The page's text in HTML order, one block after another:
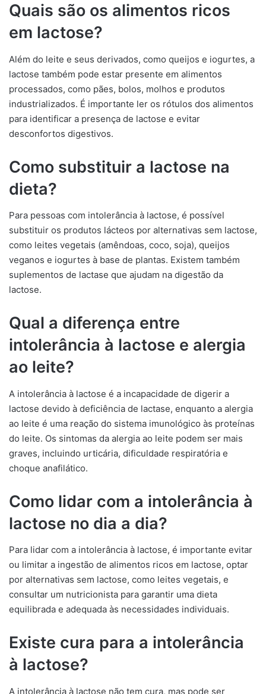
Quais são os alimentos ricos
em lactose?
Além do leite e seus derivados, como queijos e iogurtes, a
lactose também pode estar presente em alimentos
processados, como pães, bolos, molhos e produtos
industrializados. É importante ler os rótulos dos alimentos
para identificar a presença de lactose e evitar
desconfortos digestivos.
Como substituir a lactose na
dieta?
Para pessoas com intolerância à lactose, é possível
substituir os produtos lácteos por alternativas sem lactose,
como leites vegetais (amêndoas, coco, soja), queijos
veganos e iogurtes à base de plantas. Existem também
suplementos de lactase que ajudam na digestão da
lactose.
Qual a diferença entre
intolerância à lactose e alergia
ao leite?
A intolerância à lactose é a incapacidade de digerir a
lactose devido à deficiência de lactase, enquanto a alergia
ao leite é uma reação do sistema imunológico às proteínas
do leite. Os sintomas da alergia ao leite podem ser mais
graves, incluindo urticária, dificuldade respiratória e
choque anafilático.
Como lidar com a intolerância à
lactose no dia a dia?
Para lidar com a intolerância à lactose, é importante evitar
ou limitar a ingestão de alimentos ricos em lactose, optar
por alternativas sem lactose, como leites vegetais, e
consultar um nutricionista para garantir uma dieta
equilibrada e adequada às necessidades individuais.
Existe cura para a intolerância
à lactose?
A intolerância à lactose não tem cura, mas pode ser